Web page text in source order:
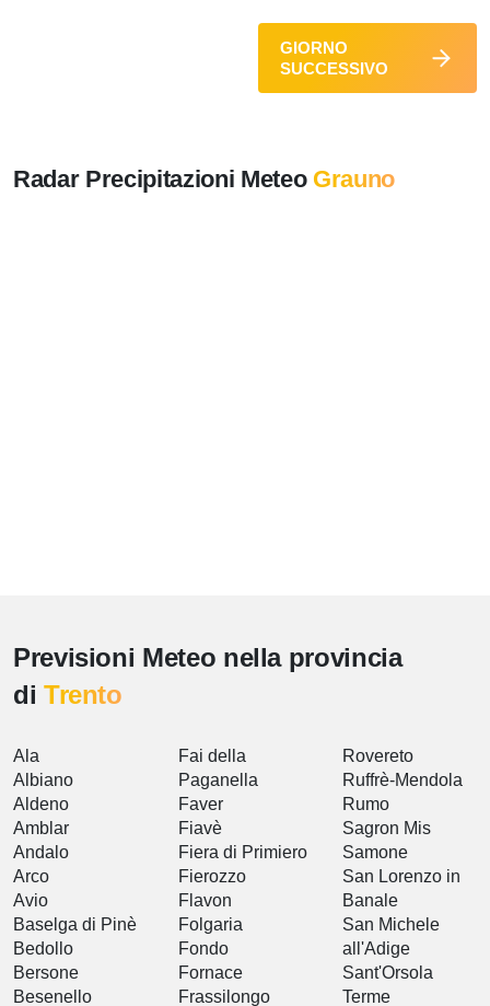
GIORNO
SUCCESSIVO
Radar Precipitazioni Meteo Grauno
Previsioni Meteo nella provincia
di Trento
Ala
Albiano
Aldeno
Amblar
Andalo
Arco
Avio
Baselga di Pinè
Bedollo
Bersone
Besenello
Fai della
Paganella
Faver
Fiavè
Fiera di Primiero
Fierozzo
Flavon
Folgaria
Fondo
Fornace
Frassilongo
Rovereto
Ruffrè-Mendola
Rumo
Sagron Mis
Samone
San Lorenzo in
Banale
San Michele
all'Adige
Sant'Orsola
Terme